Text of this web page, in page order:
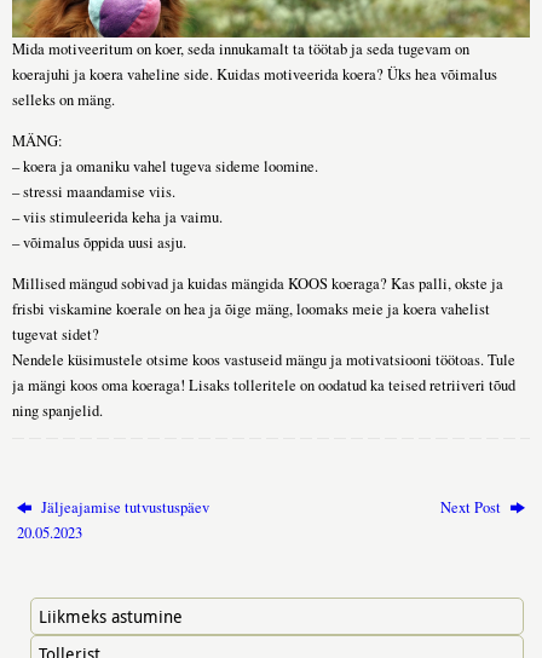
Mida motiveeritum on koer, seda innukamalt ta töötab ja seda tugevam on
koerajuhi ja koera vaheline side. Kuidas motiveerida koera? Üks hea võimalus
selleks on mäng.
MÄNG:
– koera ja omaniku vahel tugeva sideme loomine.
– stressi maandamise viis.
– viis stimuleerida keha ja vaimu.
– võimalus õppida uusi asju.
Millised mängud sobivad ja kuidas mängida KOOS koeraga? Kas palli, okste ja
frisbi viskamine koerale on hea ja õige mäng, loomaks meie ja koera vahelist
tugevat sidet?
Nendele küsimustele otsime koos vastuseid mängu ja motivatsiooni töötoas. Tule
ja mängi koos oma koeraga! Lisaks tolleritele on oodatud ka teised retriiveri tõud
ning spanjelid.
Jäljeajamise tutvustuspäev
20.05.2023
Next Post
Liikmeks astumine